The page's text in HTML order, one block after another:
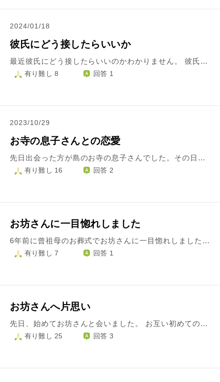
2024/01/18
彼氏にどう接したらいいか
最近彼氏にどう接したらいいのかわかりません。 彼氏はお坊さんの修行中で、遠距離2年目です。二、三ヶ月に一回くらい私から会いに行く関係が続き、婚約的なことまでしました。 先月の私の誕生日に会いに行く予定で、クリスマスと1日しか違わないので誕生日のお祝いも楽しみにしていました。 しかし、1日前に電話が来て、彼の祖父が危篤だと連絡があり、会うのを取りやめました。私の誕生日当日も、彼から電話があって慰めて欲しい的な内容でした。 とても自分勝手で最低ですが、わたしはこのことがあってから彼氏が少し好きではなくなりました。 会ってくれなかったことがショックなのではもちろんなくて、本当に気持ちの整理がつかないので理由がはっきりわかるわけではないんですが、、、、 その後もお正月は法事やらお寺のイベントやらで、何の連絡もなく、寂しいのに連絡も声も聴かせてくれない彼氏ならいらないとおもうようになってしまいました。 久しぶりに電話しても、仏教のことばかりでなんだか思想を聞かされているような気がして、彼氏と喋っている気がしません。 遠距離が始まる前に、いまは我慢して欲しい、そうしたら絶対幸せにすると言われたので今まで我慢しましたが、果たして住職になった暁に私のこの寂しさを埋めてくれるのか不安になってきました。 私がまだ未熟だから、未来の幸せより今の幸せを優先してしまうのは自覚していますが、私の時間も有限です。 婚約までしていますが、どう気持ちの整理をつけたらいいかわかりません。 まだ少し好きなので、なんとか前に戻りたいです。どうしたらいいのでしょうか。 長々とすみません。
有り難し 8 回答 1
2023/10/29
お寺の息子さんとの恋愛
先日出会った方が島のお寺の息子さんでした。その日から毎日連絡を取り合い食事にも何度か行きなかなかいい雰囲気で、今後進展がありそうです。 しかし、母にいい感じの人がいると話をすると島のお寺の息子という理由で「恋愛はして欲しいが、結婚はして欲しくないから応援はできない。私は関わらないから好きにやってくれ」と言われました。 反対される理由としては、 ・寺に嫁げる品格ではない(私が男っぽくガサツな性格なため) ・家柄(結婚時のお金のことなどを考えているみたい) ・島(相談ができるような相手がいない、実家からも遠い) ↑のようで、話した次の日から明らかに態度が冷たく突き放されていると感じます。 私としては数年彼氏がいないので、上手く行けばいいなと思っています。しかし先を見据えた時に母がこのような考えをすることも理解できます。 正直、将来の事は交際を始めないと考えることができません。交際をする中で相手のご両親に会う機会や、島に行く機会があるはずですからそこで先を見据えて考えることが出来るのではと思っています。 このまま交際に発展すべきか、それとも母の意見を聞いて諦めるべきか悩み苦しんでいます。
有り難し 16 回答 2
お坊さんに一目惚れしました
6年前に曾祖母のお葬式でお坊さんに一目惚れしました。しかし、なかなかお坊さんと会える機会も無いためだんだん気持ちも薄れていきました。 今年に入って祖母が亡くなり一目惚れしたお坊さんにもう一度お会いすることが出来ましたがやっぱりカッコよくてまた気持ちが戻ってきました。私は18歳でお坊さんは30前後。歳の差もありますし、お坊さんという職業のため会える機会も少ないです。この間の法事でも話しかける勇気が出ませんでした。 お坊さんは住職様で独身だと分かっていますがいつ結婚してもおかしくない為焦ってます😣 まずはお坊さんと顔見知りになりたいです。 どんな風に私の存在を伝えるのが良いですか？
有り難し 7 回答 1
お坊さんへ片思い
先日、始めてお坊さんと会いました。 お互い初めての感覚がなく普通にカップルかのような仲の良さでした。 家路についた後、数年LINEしてから連絡取れず… 改めて会えないかと連絡したところ即返事があり次に会う日にちも決まりました。 また数件LINEした後、3日前より未読スルーです。 彼曰くお彼岸で忙しいだとか… この恋はただの恋だと思っておらず 簡単には諦めたくありません。 ですが諦めて次に行くべきなのでしょうか？ それほど初対面でビビっときました。
有り難し 25 回答 3